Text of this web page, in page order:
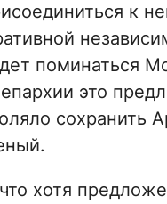
к
поминаться
это
сохранить
хотя